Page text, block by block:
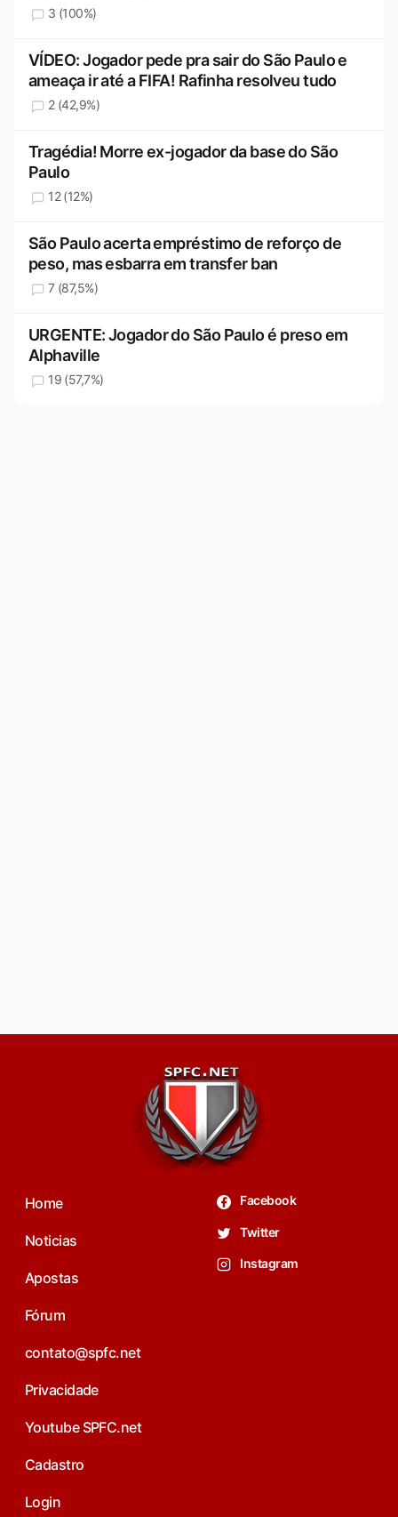
3 (100%)
VÍDEO: Jogador pede pra sair do São Paulo e
ameaça ir até a FIFA! Rafinha resolveu tudo
2 (42,9%)
Tragédia! Morre ex-jogador da base do São
Paulo
12 (12%)
São Paulo acerta empréstimo de reforço de
peso, mas esbarra em transfer ban
7 (87,5%)
URGENTE: Jogador do São Paulo é preso em
Alphaville
19 (57,7%)
Home
Noticias
Apostas
Fórum
contato@spfc.net
Privacidade
Youtube SPFC.net
Cadastro
Login
Facebook
Twitter
Instagram